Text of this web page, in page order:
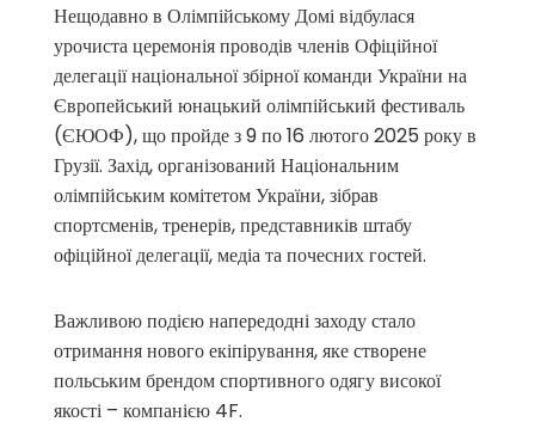
Нещодавно в Олімпійському Домі відбулася
урочиста церемонія проводів членів Офіційної
делегації національної збірної команди України на
Європейський юнацький олімпійський фестиваль
(ЄЮОФ), що пройде з 9 по 16 лютого 2025 року в
Грузії. Захід, організований Національним
олімпійським комітетом України, зібрав
спортсменів, тренерів, представників штабу
офіційної делегації, медіа та почесних гостей.
Важливою подією напередодні заходу стало
отримання нового екіпірування, яке створене
польським брендом спортивного одягу високої
якості – компанією 4F.